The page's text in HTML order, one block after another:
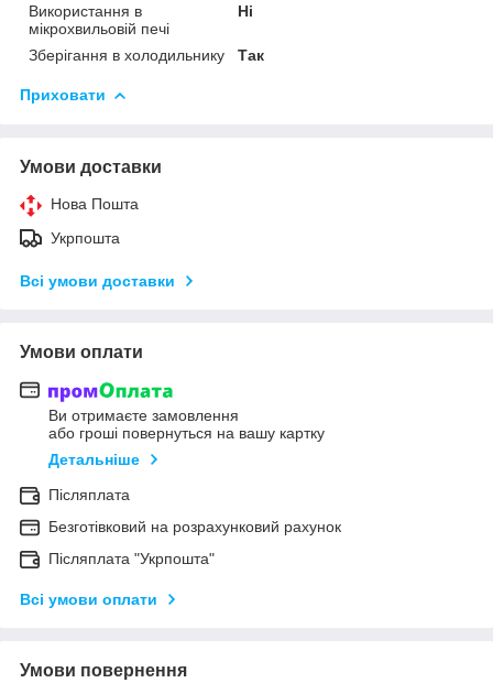
Використання в
мікрохвильовій печі
Ні
Зберігання в холодильнику Так
Приховати
Умови доставки
Нова Пошта
Укрпошта
Всі умови доставки
Умови оплати
Ви отримаєте замовлення
або гроші повернуться на вашу картку
Детальніше
Післяплата
Безготівковий на розрахунковий рахунок
Післяплата "Укрпошта"
Всі умови оплати
Умови повернення